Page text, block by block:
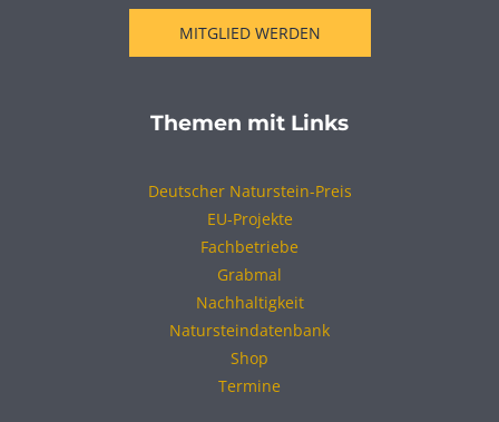
MITGLIED WERDEN
Themen mit Links
Deutscher Naturstein-Preis
EU-Projekte
Fachbetriebe
Grabmal
Nachhaltigkeit
Natursteindatenbank
Shop
Termine